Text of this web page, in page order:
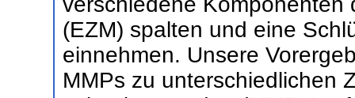
(EZM) spalten und eine
einnehmen. Unsere
MMPs zu unterschiedlichen